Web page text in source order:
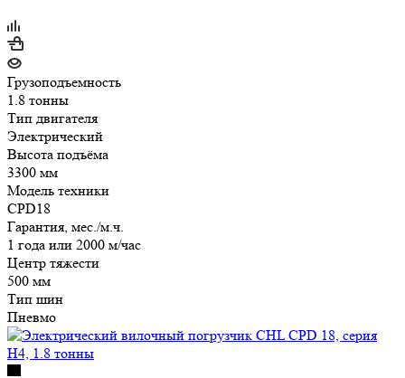
Грузоподъемность
1.8 тонны
Тип двигателя
Электрический
Высота подъёма
3300 мм
Модель техники
CPD18
Гарантия, мес./м.ч.
1 года или 2000 м/час
Центр тяжести
500 мм
Тип шин
Пневмо